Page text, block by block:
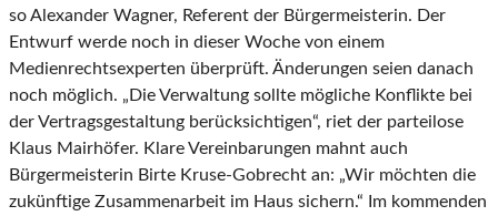
so Alexander Wagner, Referent der Bürgermeisterin. Der
Entwurf werde noch in dieser Woche von einem
Medienrechtsexperten überprüft. Änderungen seien danach
noch möglich. „Die Verwaltung sollte mögliche Konflikte bei
der Vertragsgestaltung berücksichtigen“, riet der parteilose
Klaus Mairhöfer. Klare Vereinbarungen mahnt auch
Bürgermeisterin Birte Kruse-Gobrecht an: „Wir möchten die
zukünftige Zusammenarbeit im Haus sichern.“ Im kommenden